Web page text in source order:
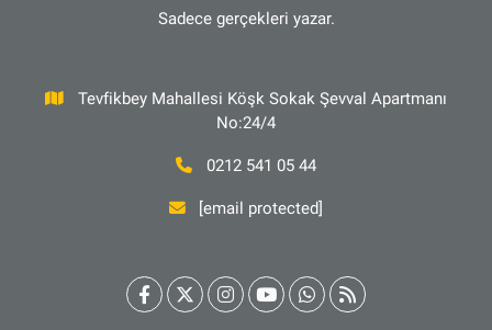
Sadece gerçekleri yazar.
Tevfikbey Mahallesi Köşk Sokak Şevval Apartmanı
No:24/4
0212 541 05 44
[email protected]